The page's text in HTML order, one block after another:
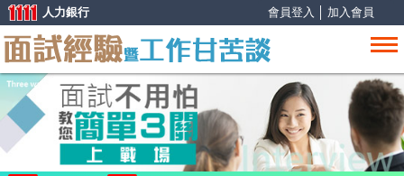
會員登入 加入會員
人力銀行